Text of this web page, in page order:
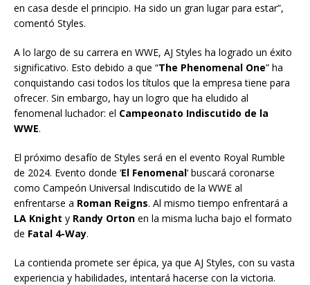
en casa desde el principio. Ha sido un gran lugar para estar”,
comentó Styles.
A lo largo de su carrera en WWE, AJ Styles ha logrado un éxito
significativo. Esto debido a que “The Phenomenal One” ha
conquistando casi todos los títulos que la empresa tiene para
ofrecer. Sin embargo, hay un logro que ha eludido al
fenomenal luchador: el Campeonato Indiscutido de la
WWE.
El próximo desafío de Styles será en el evento Royal Rumble
de 2024. Evento donde ‘El Fenomenal‘ buscará coronarse
como Campeón Universal Indiscutido de la WWE al
enfrentarse a Roman Reigns. Al mismo tiempo enfrentará a
LA Knight y Randy Orton en la misma lucha bajo el formato
de Fatal 4-Way.
La contienda promete ser épica, ya que AJ Styles, con su vasta
experiencia y habilidades, intentará hacerse con la victoria.